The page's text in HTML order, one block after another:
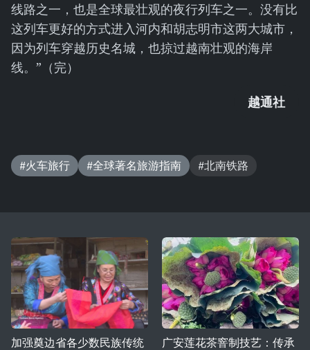
线路之一，也是全球最壮观的夜行列车之一。没有比
这列车更好的方式进入河内和胡志明市这两大城市，
因为列车穿越历史名城，也掠过越南壮观的海岸
线。”（完）
越通社
#火车旅行 #全球著名旅游指南 #北南铁路
加强奠边省各少数民族传统
广安莲花茶窨制技艺：传承